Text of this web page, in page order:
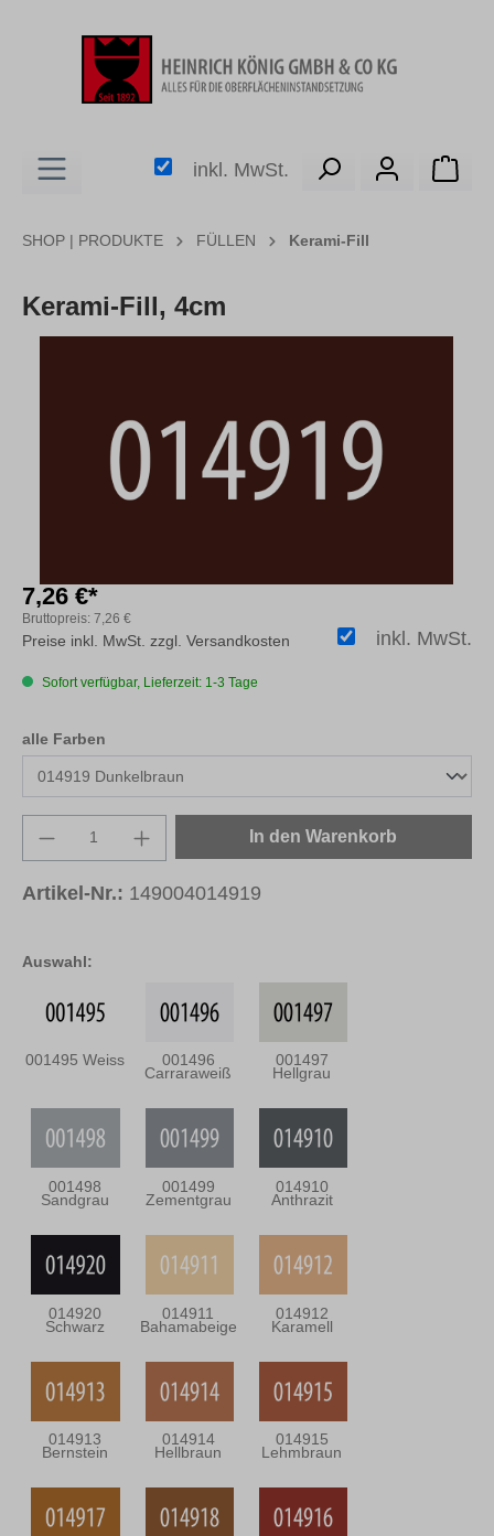
inkl. MwSt.
SHOP | PRODUKTE FÜLLEN Kerami-Fill
Kerami-Fill, 4cm
Auswahl:
001495 Weiss 001496
Carraraweiß
001497
Hellgrau
001498
Sandgrau
001499
Zementgrau
014910
Anthrazit
014920
Schwarz
014911
Bahamabeige
014912
Karamell
014913
Bernstein
014914
Hellbraun
014915
Lehmbraun
7,26 €*
Bruttopreis: 7,26 €
inkl. MwSt.
Preise inkl. MwSt. zzgl. Versandkosten
Sofort verfügbar, Lieferzeit: 1-3 Tage
alle Farben
Produkt Anzahl: Gib den gewünschten
In den Warenkorb
Artikel-Nr.: 149004014919